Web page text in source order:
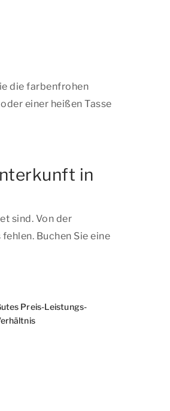
die farbenfrohen
einer heißen Tasse
in
sind. Von der
Buchen Sie eine
Preis-Leistungs-